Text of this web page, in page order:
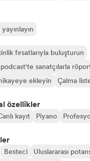
fırsatlarıyla buluşturun
sanatçılarla
ekleyin
Çalma
özellikler
kayıt Piyano
Besteci Uluslararası